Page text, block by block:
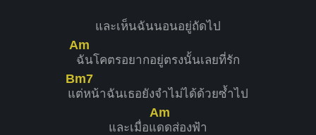
และเห็นฉันนอนอยู่ถัดไป
Am
ฉันโคตรอยากอยู่ตรงนั้นเลยที่รัก
แ
Bm7
ต่หน้าฉันเธอยังจำไม่ได้ด้วยซ้ำไป
และเมื่อแ
Am
ดดส่องฟ้า